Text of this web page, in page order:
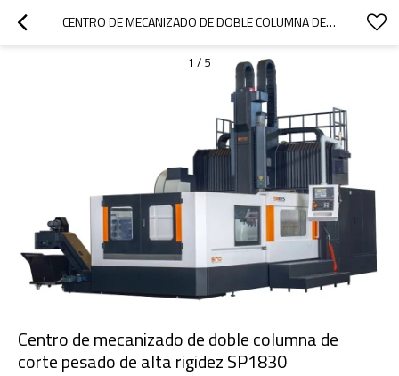
CENTRO DE MECANIZADO DE DOBLE COLUMNA DE CORTE PESADO DE ALTA RIGIDEZ SP1830
1 / 5
Centro de mecanizado de doble columna de
corte pesado de alta rigidez SP1830